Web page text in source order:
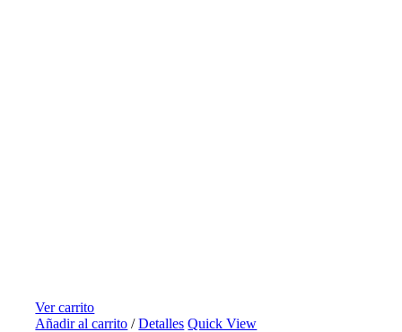
Ver carrito
Añadir al carrito / Detalles Quick View